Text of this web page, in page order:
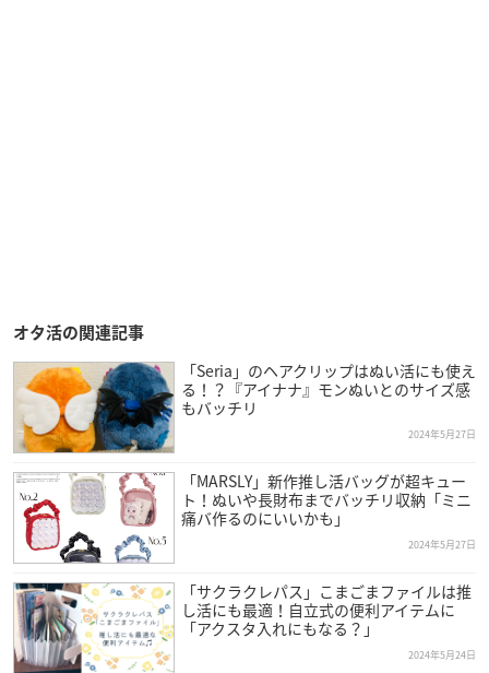
オタ活の関連記事
「Seria」のヘアクリップはぬい活にも使え
る！？『アイナナ』モンぬいとのサイズ感
もバッチリ
2024年5月27日
「MARSLY」新作推し活バッグが超キュー
ト！ぬいや長財布までバッチリ収納「ミニ
痛バ作るのにいいかも」
2024年5月27日
「サクラクレパス」こまごまファイルは推
し活にも最適！自立式の便利アイテムに
「アクスタ入れにもなる？」
2024年5月24日